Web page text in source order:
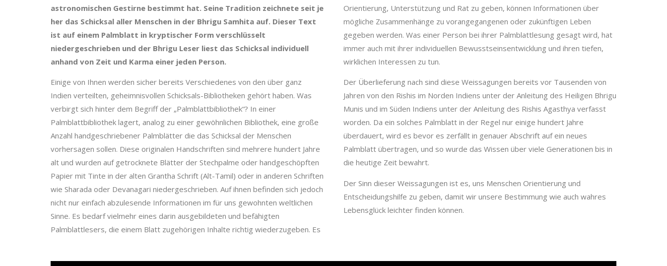
astronomischen Gestirne bestimmt hat. Seine Tradition zeichnete seit je
her das Schicksal aller Menschen in der Bhrigu Samhita auf. Dieser Text
ist auf einem Palmblatt in kryptischer Form verschlüsselt
niedergeschrieben und der Bhrigu Leser liest das Schicksal individuell
anhand von Zeit und Karma einer jeden Person.
Einige von Ihnen werden sicher bereits Verschiedenes von den über ganz
Indien verteilten, geheimnisvollen Schicksals-Bibliotheken gehört haben. Was
verbirgt sich hinter dem Begriff der „Palmblattbibliothek“? In einer
Palmblattbibliothek lagert, analog zu einer gewöhnlichen Bibliothek, eine große
Anzahl handgeschriebener Palmblätter die das Schicksal der Menschen
vorhersagen sollen. Diese originalen Handschriften sind mehrere hundert Jahre
alt und wurden auf getrocknete Blätter der Stechpalme oder handgeschöpften
Papier mit Tinte in der alten Grantha Schrift (Alt-Tamil) oder in anderen Schriften
wie Sharada oder Devanagari niedergeschrieben. Auf ihnen befinden sich jedoch
nicht nur einfach abzulesende Informationen im für uns gewohnten weltlichen
Sinne. Es bedarf vielmehr eines darin ausgebildeten und befähigten
Palmblattlesers, die einem Blatt zugehörigen Inhalte richtig wiederzugeben. Es
Orientierung, Unterstützung und Rat zu geben, können Informationen über
mögliche Zusammenhänge zu vorangegangenen oder zukünftigen Leben
gegeben werden. Was einer Person bei ihrer Palmblattlesung gesagt wird, hat
immer auch mit ihrer individuellen Bewusstseinsentwicklung und ihren tiefen,
wirklichen Interessen zu tun.
Der Überlieferung nach sind diese Weissagungen bereits vor Tausenden von
Jahren von den Rishis im Norden Indiens unter der Anleitung des Heiligen Bhrigu
Munis und im Süden Indiens unter der Anleitung des Rishis Agasthya verfasst
worden. Da ein solches Palmblatt in der Regel nur einige hundert Jahre
überdauert, wird es bevor es zerfällt in genauer Abschrift auf ein neues
Palmblatt übertragen, und so wurde das Wissen über viele Generationen bis in
die heutige Zeit bewahrt.
Der Sinn dieser Weissagungen ist es, uns Menschen Orientierung und
Entscheidungshilfe zu geben, damit wir unsere Bestimmung wie auch wahres
Lebensglück leichter finden können.